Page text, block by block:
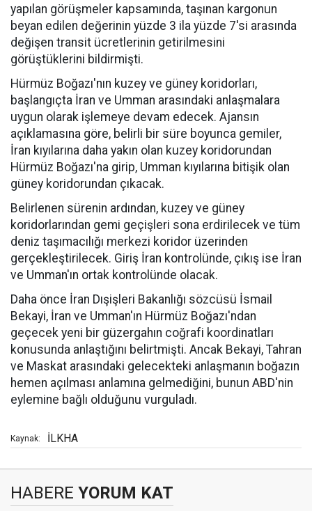
yapılan görüşmeler kapsamında, taşınan kargonun
beyan edilen değerinin yüzde 3 ila yüzde 7'si arasında
değişen transit ücretlerinin getirilmesini
görüştüklerini bildirmişti.
Hürmüz Boğazı'nın kuzey ve güney koridorları,
başlangıçta İran ve Umman arasındaki anlaşmalara
uygun olarak işlemeye devam edecek. Ajansın
açıklamasına göre, belirli bir süre boyunca gemiler,
İran kıyılarına daha yakın olan kuzey koridorundan
Hürmüz Boğazı'na girip, Umman kıyılarına bitişik olan
güney koridorundan çıkacak.
Belirlenen sürenin ardından, kuzey ve güney
koridorlarından gemi geçişleri sona erdirilecek ve tüm
deniz taşımacılığı merkezi koridor üzerinden
gerçekleştirilecek. Giriş İran kontrolünde, çıkış ise İran
ve Umman'ın ortak kontrolünde olacak.
Daha önce İran Dışişleri Bakanlığı sözcüsü İsmail
Bekayi, İran ve Umman'ın Hürmüz Boğazı'ndan
geçecek yeni bir güzergahın coğrafi koordinatları
konusunda anlaştığını belirtmişti. Ancak Bekayi, Tahran
ve Maskat arasındaki gelecekteki anlaşmanın boğazın
hemen açılması anlamına gelmediğini, bunun ABD'nin
eylemine bağlı olduğunu vurguladı.
Kaynak: İLKHA
HABERE YORUM KAT